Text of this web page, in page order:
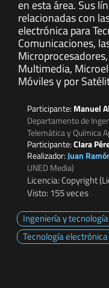
en esta área. Sus
relacionadas con
electrónica para
Comunicaciones,
Multimedia,
Móviles y por
Participante: Manuel
Departamento de
Telemática y Química
Participante:Clara
Realizador:Juan
UNED Media)
Licencia: Copyright
Visto: 155 veces
Ingeniería y
Tecnología electrónica